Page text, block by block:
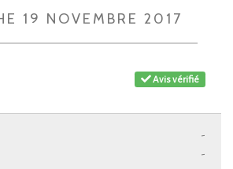
19 NOVEMBRE 2017
Avis vérifié
-
-